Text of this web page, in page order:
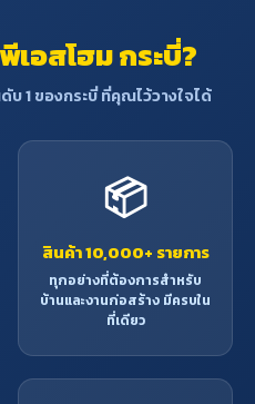
เอสโฮม กระบี่?
1 ของกระบี่ ที่คุณไว้วางใจได้
📦
สินค้า 10,000+ รายการ
ทุกอย่างที่ต้องการสำหรับ
บ้านและงานก่อสร้าง มีครบใน
ที่เดียว